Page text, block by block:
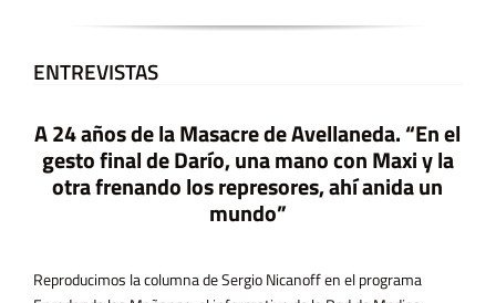
ENTREVISTAS
A 24 años de la Masacre de Avellaneda. “En el
gesto final de Darío, una mano con Maxi y la
otra frenando los represores, ahí anida un
mundo”
Reproducimos la columna de Sergio Nicanoff en el programa